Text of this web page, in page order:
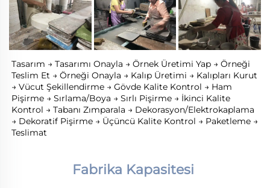
Tasarım → Tasarımı Onayla → Örnek Üretimi Yap → Örneği
Teslim Et → Örneği Onayla → Kalıp Üretimi → Kalıpları Kurut
→ Vücut Şekillendirme → Gövde Kalite Kontrol → Ham
Pişirme → Sırlama/Boya → Sırlı Pişirme → İkinci Kalite
Kontrol → Tabanı Zımparala → Dekorasyon/Elektrokaplama
→ Dekoratif Pişirme → Üçüncü Kalite Kontrol → Paketleme →
Teslimat
Fabrika Kapasitesi